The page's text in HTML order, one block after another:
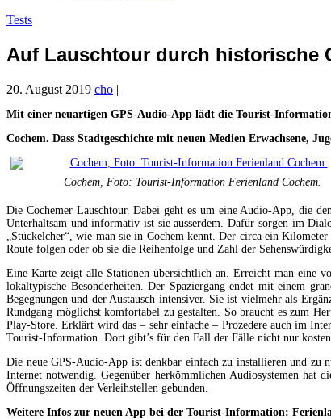
Tests
Auf Lauschtour durch historische
20. August 2019 cho |
Mit einer neuartigen GPS-Audio-App lädt die Tourist-
Cochem. Dass Stadtgeschichte mit neuen Medien Erwachsene,
Cochem, Foto: Tourist-Information Ferienland Cochem.
Die Cochemer Lauschtour. Dabei geht es um eine Audio-App, die
Unterhaltsam und informativ ist sie ausserdem. Dafür sorgen im
„Stückelcher“, wie man sie in Cochem kennt. Der circa ein
Route folgen oder ob sie die Reihenfolge und Zahl der
Eine Karte zeigt alle Stationen übersichtlich an. Erreicht man eine
lokaltypische Besonderheiten. Der Spaziergang endet mit einem
Begegnungen und der Austausch intensiver. Sie ist vielmehr als
Rundgang möglichst komfortabel zu gestalten. So braucht es zum
Play-Store. Erklärt wird das – sehr einfache – Prozedere auch im
Tourist-Information. Dort gibt’s für den Fall der Fälle nicht nur
Die neue GPS-Audio-App ist denkbar einfach zu installieren und zu
Internet notwendig. Gegenüber herkömmlichen Audiosystemen hat
Öffnungszeiten der Verleihstellen gebunden.
Weitere Infos zur neuen App bei der Tourist-Information: